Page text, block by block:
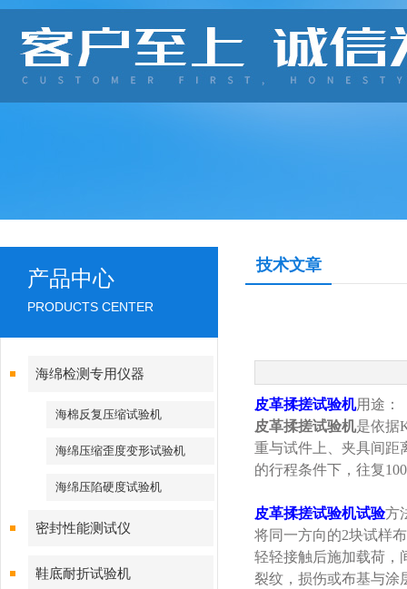
产品中心
PRODUCTS CENTER
海绵检测专用仪器
海棉反复压缩试验机
海绵压缩歪度变形试验机
海绵压陷硬度试验机
密封性能测试仪
鞋底耐折试验机
技术文章
皮革揉搓试验机用途：
皮革揉搓试验机是依据
重与试件上、夹具间距
的行程条件下，往复
皮革揉搓试验机试验方
将同一方向的2块试样
轻轻接触后施加载荷，
裂纹，损伤或布基与涂